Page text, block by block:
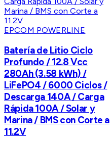
EPCOM POWERLINE
Batería de Litio Ciclo
Profundo / 12.8 Vcc
280Ah (3.58 kWh) /
LiFePO4 / 6000 Ciclos /
Descarga 140A / Carga
Rápida 100A / Solar y
Marina / BMS con Corte a
11.2V